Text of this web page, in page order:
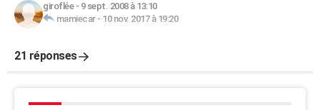
giroflée- 9 sept. 2008 à 13:10
mamiecar- 10 nov. 2017 à 19:20
21 réponses